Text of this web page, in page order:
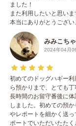
ました！
また利用したいと思いま
本当にありがとうござい
みみこち
2024年04月
初めてのドッグハギー
ら預かりまで、とても
長時間のお留守番後に
しました。初めての預
やレポートを細かく送
ポートでいただいたた